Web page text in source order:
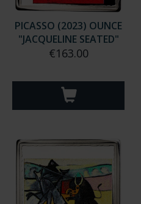
PICASSO (2023) OUNCE
"JACQUELINE SEATED"
€163.00